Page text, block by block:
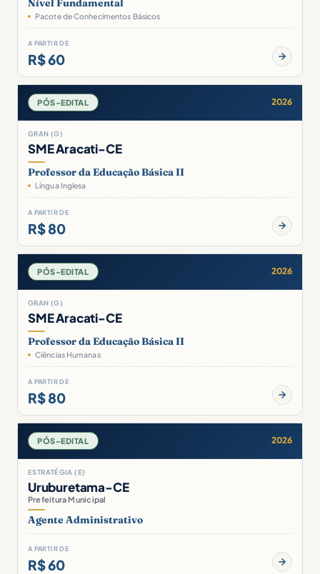
Pacote de Conhecimentos Básicos
A PARTIR DE
R$ 60
PÓS-EDITAL 2026
GRAN (G)
SME Aracati-CE
Professor da Educação Básica II
Língua Inglesa
A PARTIR DE
R$ 80
PÓS-EDITAL 2026
GRAN (G)
SME Aracati-CE
Professor da Educação Básica II
Ciências Humanas
A PARTIR DE
R$ 80
PÓS-EDITAL 2026
ESTRATÉGIA (E)
Uruburetama-CE
Prefeitura Municipal
Agente Administrativo
A PARTIR DE
R$ 60